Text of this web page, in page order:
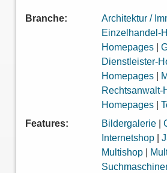
Branche: Architektur /
Einzelhandel-
Homepages |
Dienstleister-
Homepages
Rechtsanwalt-
Homepages |
Features:
Bildergalerie |
Internetshop |
Multishop